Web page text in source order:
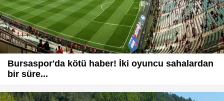
Bursaspor'da kötü haber! İki oyuncu sahalardan
bir süre...